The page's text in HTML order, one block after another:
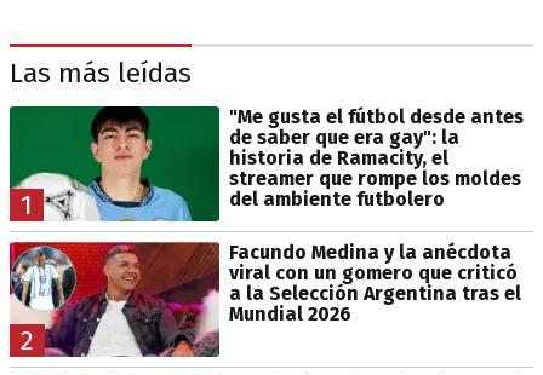
Las más leídas
1
"Me gusta el fútbol desde antes
de saber que era gay": la
historia de Ramacity, el
streamer que rompe los moldes
del ambiente futbolero
2
Facundo Medina y la anécdota
viral con un gomero que criticó
a la Selección Argentina tras el
Mundial 2026